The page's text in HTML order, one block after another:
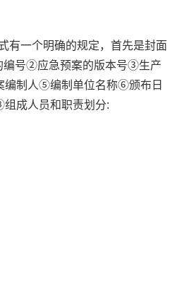
有一个明确的规定，首先是封面
编号②应急预案的版本号③生产
编制人⑤编制单位名称⑥颁布日
成人员和职责划分: